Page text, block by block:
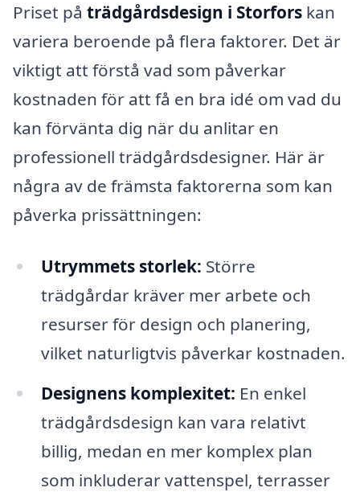
Priset på trädgårdsdesign i Storfors kan
variera beroende på flera faktorer. Det är
viktigt att förstå vad som påverkar
kostnaden för att få en bra idé om vad du
kan förvänta dig när du anlitar en
professionell trädgårdsdesigner. Här är
några av de främsta faktorerna som kan
påverka prissättningen:
Utrymmets storlek: Större
trädgårdar kräver mer arbete och
resurser för design och planering,
vilket naturligtvis påverkar kostnaden.
Designens komplexitet: En enkel
trädgårdsdesign kan vara relativt
billig, medan en mer komplex plan
som inkluderar vattenspel, terrasser